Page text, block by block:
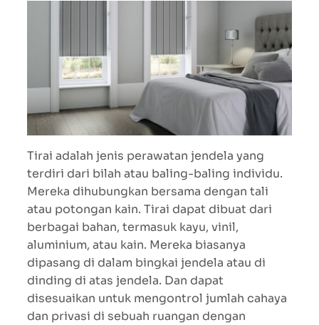
Tirai adalah jenis perawatan jendela yang
terdiri dari bilah atau baling-baling individu.
Mereka dihubungkan bersama dengan tali
atau potongan kain. Tirai dapat dibuat dari
berbagai bahan, termasuk kayu, vinil,
aluminium, atau kain. Mereka biasanya
dipasang di dalam bingkai jendela atau di
dinding di atas jendela. Dan dapat
disesuaikan untuk mengontrol jumlah cahaya
dan privasi di sebuah ruangan dengan